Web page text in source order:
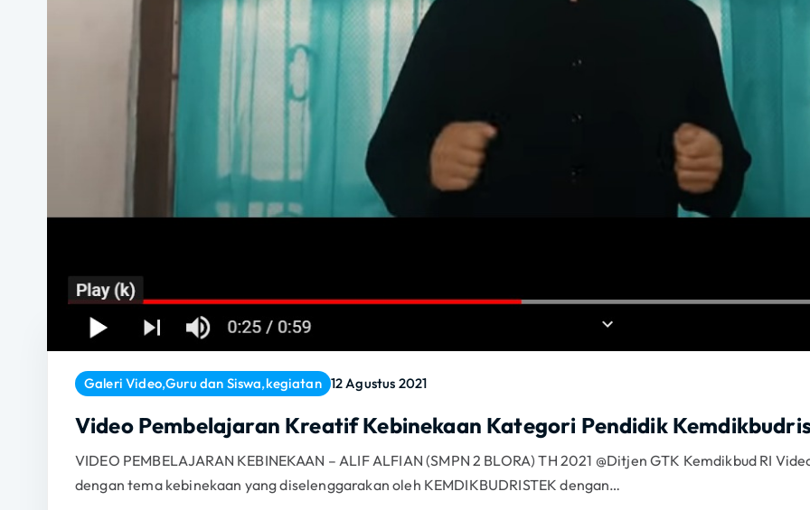
Galeri Video,Guru dan Siswa,kegiatan 12 Agustus 2021
Video Pembelajaran Kreatif Kebinekaan Kategori Pendidik
VIDEO PEMBELAJARAN KEBINEKAAN – ALIF ALFIAN (SMPN 2 BLORA) TH 2021 @Ditjen GTK Kemdikbud RI
dengan tema kebinekaan yang diselenggarakan oleh KEMDIKBUDRISTEK dengan…